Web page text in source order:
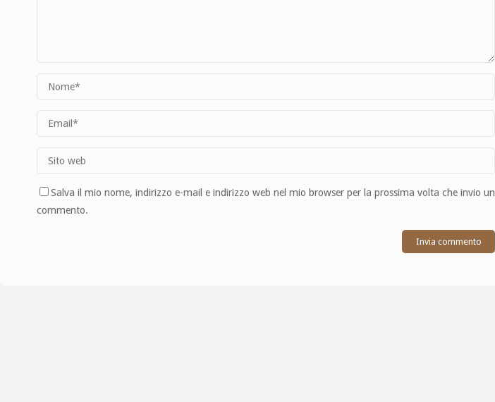
Salva il mio nome, indirizzo e-mail e indirizzo web nel mio browser per la prossima volta che invio un
commento.